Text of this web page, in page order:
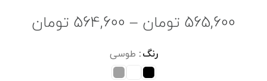
565,600 تومان –
564,600 تومان
رنگ طوسی